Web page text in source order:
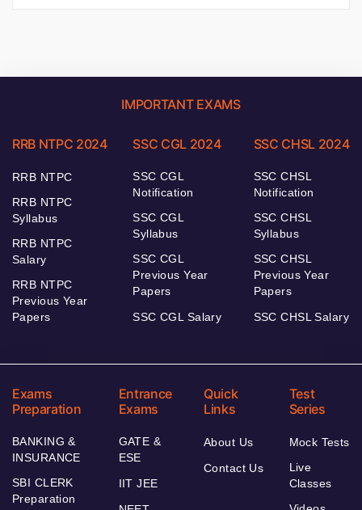
IMPORTANT EXAMS
RRB NTPC 2024
RRB NTPC
RRB NTPC
Syllabus
RRB NTPC
Salary
RRB NTPC
Previous Year
Papers
SSC CGL 2024
SSC CGL
Notification
SSC CGL
Syllabus
SSC CGL
Previous Year
Papers
SSC CGL Salary
SSC CHSL 2024
SSC CHSL
Notification
SSC CHSL
Syllabus
SSC CHSL
Previous Year
Papers
SSC CHSL Salary
Exams
Preparation
BANKING &
INSURANCE
SBI CLERK
Preparation
Entrance
Exams
GATE &
ESE
IIT JEE
Quick
Links
About Us
Contact Us
Test
Series
Mock Tests
Live
Classes